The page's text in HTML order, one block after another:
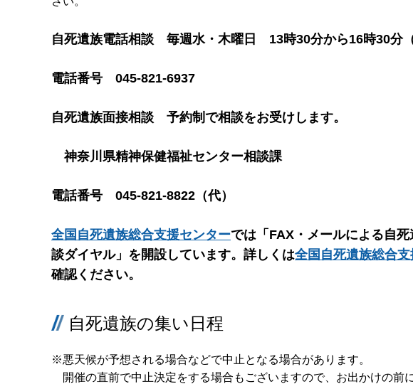
自死遺族電話相談 毎週水・木曜日 13時30分から16時30分（
電話番号 045-821-6937
自死遺族面接相談 予約制で相談をお受けします。
神奈川県精神保健福祉センター相談課
電話番号 045-821-8822（代）
全国自死遺族総合支援センターでは「FAX・メールによる自
談ダイヤル」を開設しています。詳しくは全国自死遺族総合支
確認ください。
自死遺族の集い日程
※悪天候が予想される場合などで中止となる場合があります。
開催の直前で中止決定をする場合もございますので、お出かけの前